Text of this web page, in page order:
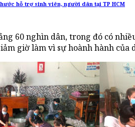
hỗ trợ sinh viên, người dân tại TP HCM
60 nghìn dân, trong đó có
giờ làm vì sự hoành hành của